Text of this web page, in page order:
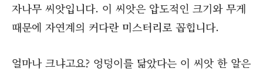
자나무 씨앗입니다. 이 씨앗은 압도적인 크기와 무게
때문에 자연계의 커다란 미스터리로 꼽힙니다.
얼마나 크냐고요? 엉덩이를 닮았다는 이 씨앗 한 알은